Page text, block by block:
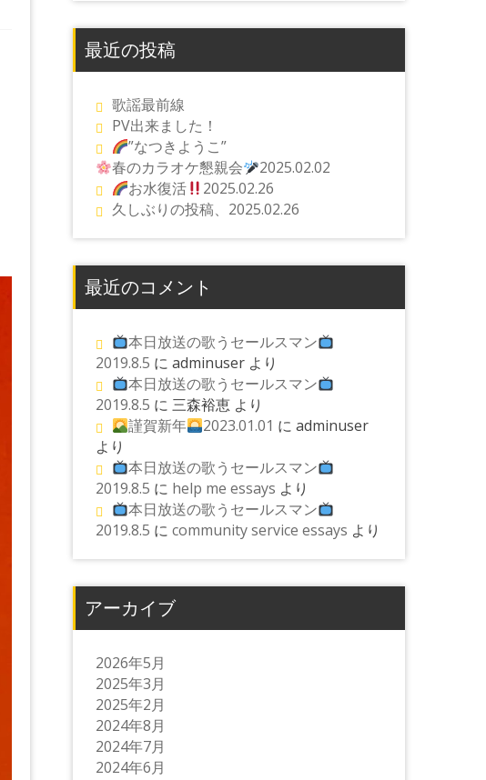
最近の投稿
歌謡最前線
PV出来ました！
”なつきようこ”
春のカラオケ懇親会
2025.02.02
お水復活
2025.02.26
久しぶりの投稿、2025.02.26
最近のコメント
本日放送の歌うセールスマン
2019.8.5 に adminuserより
本日放送の歌うセールスマン
2019.8.5 に 三森裕恵より
謹賀新年
2023.01.01 にadminuser
より
本日放送の歌うセールスマン
2019.8.5 に help me essays より
本日放送の歌うセールスマン
2019.8.5 に community service essays より
アーカイブ
2026年5月
2025年3月
2025年2月
2024年8月
2024年7月
2024年6月